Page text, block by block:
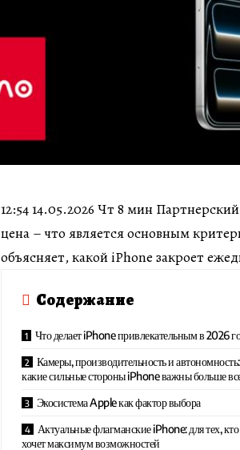
12:54 14.05.2026 Чт 8 мин
цена – что является основным
объясняет, какой iPhone закроет
Содержание
Что делает iPhone привлекательным в 2026
Камеры, производительность и автономность:
какие сильные стороны iPhone важны больше
Экосистема Apple как фактор выбора
Актуальные флагманские iPhone: для тех, кто
хочет максимум возможностей